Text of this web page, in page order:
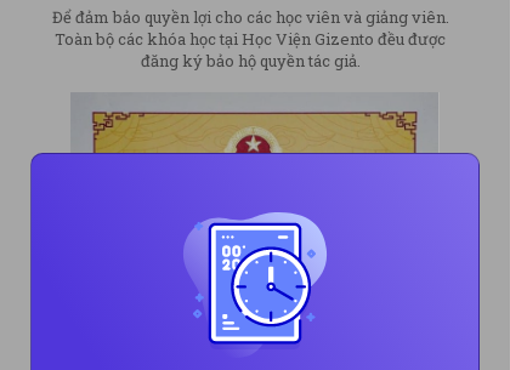
Để đảm bảo quyền lợi cho các học viên và giảng viên.
Toàn bộ các khóa học tại Học Viện Gizento đều được
đăng ký bảo hộ quyền tác giả.